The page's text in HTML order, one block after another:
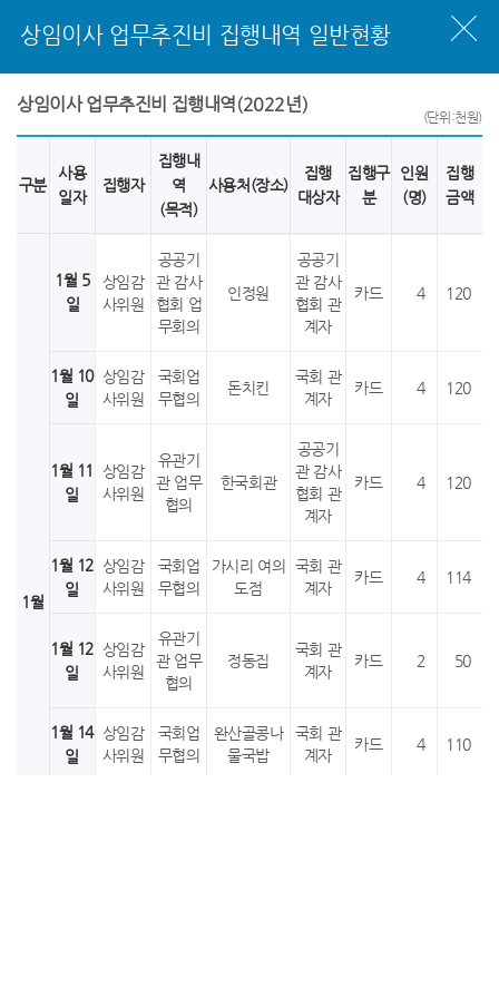
상임이사 업무추진비 집행내역 일반현황
상임이사 업무추진비 집행내역(2022년)
(단위:천원)
구분
사용
일자
집행자
집행내
역
(목적)
사용처(장소)
집행
대상자
집행구
분
인원
(명)
집행
금액
1월
1월 5
일
상임감
사위원
공공기
관 감사
협회 업
무회의
인정원
공공기
관 감사
협회 관
계자
카드 4 120
1월 10
일
상임감
사위원
국회업
무협의
돈치킨
국회 관
계자
카드 4 120
1월 11
일
상임감
사위원
유관기
관 업무
협의
한국회관
공공기
관 감사
협회 관
계자
카드 4 120
1월 12
일
상임감
사위원
국회업
무협의
가시리 여의
도점
국회 관
계자
카드 4 114
1월 12
일
상임감
사위원
유관기
관 업무
협의
정동집
국회 관
계자
카드 2 50
1월 14
일
상임감
사위원
국회업
무협의
완산골콩나
물국밥
국회 관
계자
카드 4 110